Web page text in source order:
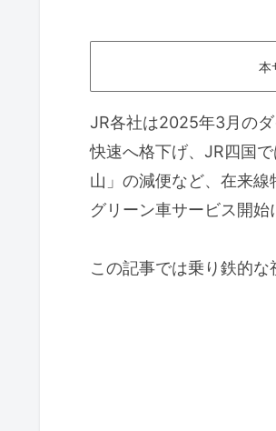
本
JR各社は2025年3月の
快速へ格下げ、JR四国
山」の減便など、在来
グリーン車サービス開始
この記事では乗り鉄的な